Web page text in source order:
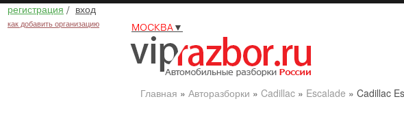
регистрация / вход
как добавить организацию МОСКВА▼
Главная » Авторазборки » Cadillac» Escalade » Cadillac